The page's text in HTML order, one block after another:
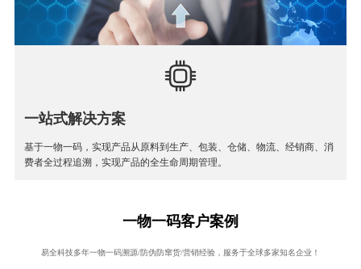
一站式解决方案
基于一物一码，实现产品从原料到生产、包装、仓储、物流、经销商、消
费者全过程追溯，实现产品的全生命周期管理。
一物一码客户案例
易全科技多年一物一码溯源/防伪防窜货/营销经验，服务于全球多家知名企业！